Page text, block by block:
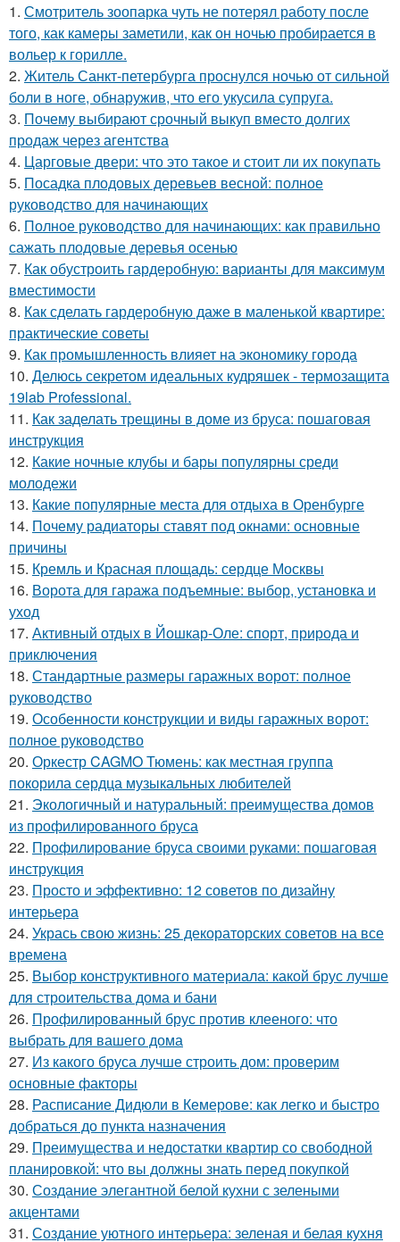
1. Смотритель зоопарка чуть не потерял работу после
того, как камеры заметили, как он ночью пробирается в
вольер к горилле.
2. Житель Санкт-петербурга проснулся ночью от сильной
боли в ноге, обнаружив, что его укусила супруга.
3. Почему выбирают срочный выкуп вместо долгих
продаж через агентства
4. Царговые двери: что это такое и стоит ли их покупать
5. Посадка плодовых деревьев весной: полное
руководство для начинающих
6. Полное руководство для начинающих: как правильно
сажать плодовые деревья осенью
7. Как обустроить гардеробную: варианты для максимум
вместимости
8. Как сделать гардеробную даже в маленькой квартире:
практические советы
9. Как промышленность влияет на экономику города
10. Делюсь секретом идеальных кудряшек - термозащита
19lab Professional.
11. Как заделать трещины в доме из бруса: пошаговая
инструкция
12. Какие ночные клубы и бары популярны среди
молодежи
13. Какие популярные места для отдыха в Оренбурге
14. Почему радиаторы ставят под окнами: основные
причины
15. Кремль и Красная площадь: сердце Москвы
16. Ворота для гаража подъемные: выбор, установка и
уход
17. Активный отдых в Йошкар-Оле: спорт, природа и
приключения
18. Стандартные размеры гаражных ворот: полное
руководство
19. Особенности конструкции и виды гаражных ворот:
полное руководство
20. Оркестр CAGMO Тюмень: как местная группа
покорила сердца музыкальных любителей
21. Экологичный и натуральный: преимущества домов
из профилированного бруса
22. Профилирование бруса своими руками: пошаговая
инструкция
23. Просто и эффективно: 12 советов по дизайну
интерьера
24. Укрась свою жизнь: 25 декораторских советов на все
времена
25. Выбор конструктивного материала: какой брус лучше
для строительства дома и бани
26. Профилированный брус против клееного: что
выбрать для вашего дома
27. Из какого бруса лучше строить дом: проверим
основные факторы
28. Расписание Дидюли в Кемерове: как легко и быстро
добраться до пункта назначения
29. Преимущества и недостатки квартир со свободной
планировкой: что вы должны знать перед покупкой
30. Создание элегантной белой кухни с зелеными
акцентами
31. Создание уютного интерьера: зеленая и белая кухня